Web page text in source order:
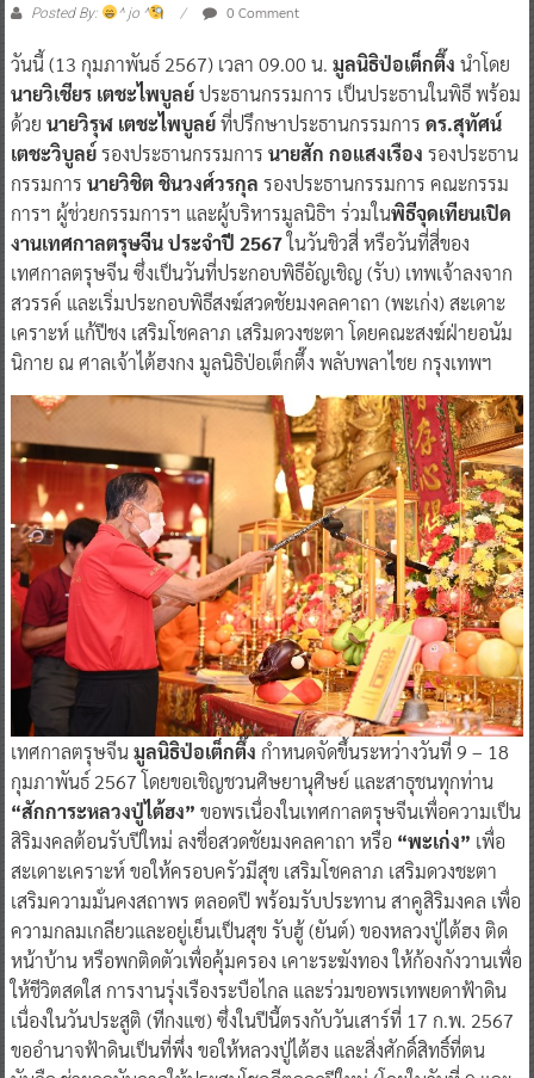
Posted By: ^ jo ^ 0 Comment
วันนี้ (13 กุมภาพันธ์ 2567) เวลา 09.00 น. มูลนิธิป่อเต็กตึ๊ง นำโดย
นายวิเชียร เตชะไพบูลย์ประธานกรรมการ เป็นประธานในพิธี พร้อม
ด้วย นายวิรุฬ เตชะไพบูลย์ที่ปรึกษาประธานกรรมการ ดร.สุทัศน์
เตชะวิบูลย์รองประธานกรรมการ นายสัก กอแสงเรือง รองประธาน
กรรมการ นายวิชิต ชินวงศ์วรกุล รองประธานกรรมการ คณะกรรม
การฯ ผู้ช่วยกรรมการฯ และผู้บริหารมูลนิธิฯ ร่วมในพิธีจุดเทียนเปิด
งานเทศกาลตรุษจีน ประจำปี 2567ในวันชิวสี่ หรือวันที่สี่ของ
เทศกาลตรุษจีน ซึ่งเป็นวันที่ประกอบพิธีอัญเชิญ (รับ) เทพเจ้าลงจาก
สวรรค์ และเริ่มประกอบพิธีสงฆ์สวดชัยมงคลคาถา (พะเก่ง) สะเดาะ
เคราะห์ แก้ปีชง เสริมโชคลาภ เสริมดวงชะตา โดยคณะสงฆ์ฝ่ายอนัม
นิกาย ณ ศาลเจ้าไต้ฮงกง มูลนิธิป่อเต็กตึ๊ง พลับพลาไชย กรุงเทพฯ
เทศกาลตรุษจีนมูลนิธิป่อเต็กตึ๊ง กำหนดจัดขึ้นระหว่างวันที่ 9 – 18
กุมภาพันธ์ 2567 โดยขอเชิญชวนศิษยานุศิษย์ และสาธุชนทุกท่าน
“สักการะหลวงปู่ไต้ฮง” ขอพรเนื่องในเทศกาลตรุษจีนเพื่อความเป็น
สิริมงคลต้อนรับปีใหม่ ลงชื่อสวดชัยมงคลคาถา หรือ “พะเก่ง” เพื่อ
สะเดาะเคราะห์ ขอให้ครอบครัวมีสุข เสริมโชคลาภ เสริมดวงชะตา
เสริมความมั่นคงสถาพร ตลอดปี พร้อมรับประทาน สาคูสิริมงคล เพื่อ
ความกลมเกลียวและอยู่เย็นเป็นสุข รับฮู้ (ยันต์) ของหลวงปู่ไต้ฮง ติด
หน้าบ้าน หรือพกติดตัวเพื่อคุ้มครอง เคาะระฆังทอง ให้ก้องกังวานเพื่อ
ให้ชีวิตสดใส การงานรุ่งเรืองระบือไกล และร่วมขอพรเทพยดาฟ้าดิน
เนื่องในวันประสูติ (ทีกงแซ) ซึ่งในปีนี้ตรงกับวันเสาร์ที่ 17 ก.พ. 2567
ขออำนาจฟ้าดินเป็นที่พึ่ง ขอให้หลวงปู่ไต้ฮง และสิ่งศักดิ์สิทธิ์ที่ตน